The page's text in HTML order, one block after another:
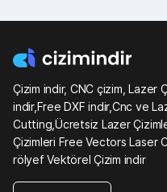
Çizim indir, CNC çizim, Lazer
indir,Free DXF indir,Cnc ve
Cutting,Ücretsiz Lazer
Çizimleri Free Vectors Laser
rölyef Vektörel Çizim indir